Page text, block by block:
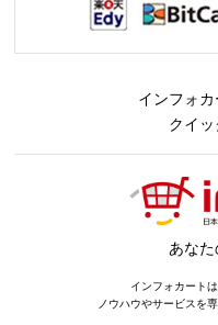
インフォカ
クイ
あな
インフォカート
ノウハウやサービスを